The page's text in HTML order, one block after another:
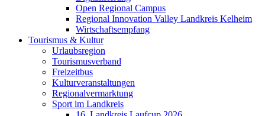
Open Regional Campus
Regional Innovation Valley Landkreis Kelheim
Wirtschaftsempfang
Tourismus & Kultur
Urlaubsregion
Tourismusverband
Freizeitbus
Kulturveranstaltungen
Regionalvermarktung
Sport im Landkreis